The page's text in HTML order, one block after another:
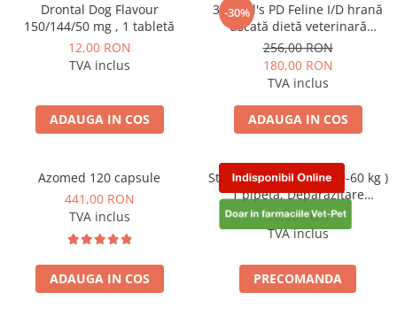
Drontal Dog Flavour
150/144/50 mg , 1 tabletă
12,00 RON
TVA inclus
ADAUGA IN COS
-30%
3kg Hill's PD Feline I/D hrană
uscată dietă veterinară
pentru pisici cu probleme
digestive
256,00 RON
180,00 RON
TVA inclus
ADAUGA IN COS
Azomed 120 capsule
441,00 RON
TVA inclus
ADAUGA IN COS
Stronghold 360 mg ( 40-60 kg )
1 pipetă, Deparazitare
externa si interna pentru
caini
90,00 RON
TVA inclus
PRECOMANDA